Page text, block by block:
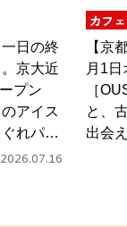
一日の終
京大近
プン
アイス
れパス
2026.07.16
カフ
【京
月1
［
と、
出会